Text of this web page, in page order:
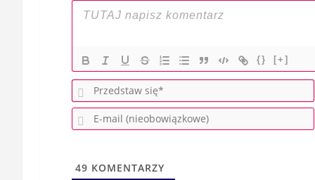
{} [+]
P
r
E
-
49 KOMENTARZY